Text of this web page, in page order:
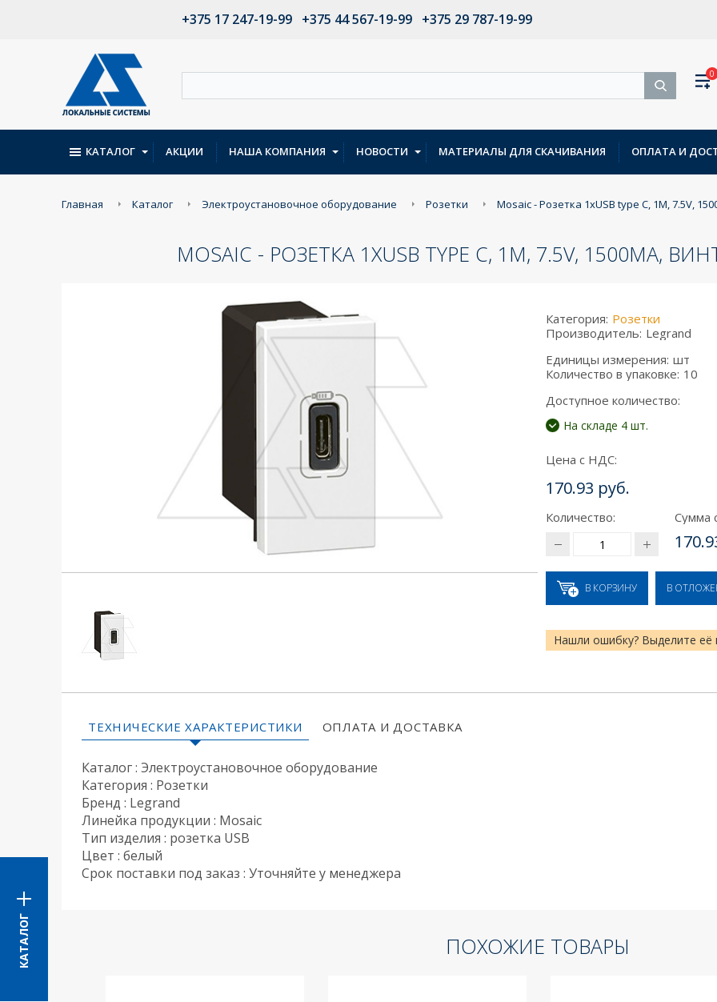
+375 17 247-19-99 +375 44 567-19-99 +375 29 787-19-99
0
КАТАЛОГ
КАТАЛОГ АКЦИИ НАША КОМПАНИЯ НОВОСТИ МАТЕРИАЛЫ ДЛЯ СКАЧИВАНИЯ ОПЛАТА И
Главная Каталог Электроустановочное оборудование Розетки Mosaic - Розетка 1xUSB type С, 1М, 7.5V,
MOSAIC - РОЗЕТКА 1XUSB TYPE С, 1М, 7.5V, 1500МA,
Категория: Розетки
Производитель: Legrand
Единицы измерения: шт
Количество в упаковке: 10
Доступное количество:
На складе 4 шт.
Цена с НДС:
170.93 руб.
Количество: Сумма
В КОРЗИНУ В
Нашли ошибку? Выделите её
ТЕХНИЧЕСКИЕ ХАРАКТЕРИСТИКИ ОПЛАТА И ДОСТАВКА
Каталог : Электроустановочное оборудование
Категория : Розетки
Бренд : Legrand
Линейка продукции : Mosaic
Тип изделия : розетка USB
Цвет : белый
Срок поставки под заказ : Уточняйте у менеджера
ПОХОЖИЕ ТОВАРЫ